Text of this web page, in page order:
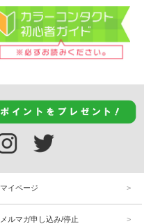
マイページ
メルマガ申し込み/停止